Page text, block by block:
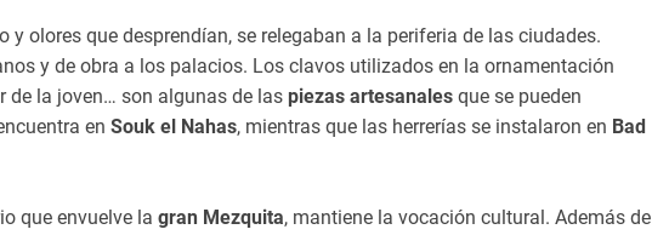
y olores que desprendían, se relegaban a la periferia de las ciudades.
y de obra a los palacios. Los clavos utilizados en la ornamentación
de la joven… son algunas de las piezas artesanales que se pueden
en Souk el Nahas, mientras que las herrerías se instalaron en Bad
que envuelve la gran Mezquita, mantiene la vocación cultural. Además de